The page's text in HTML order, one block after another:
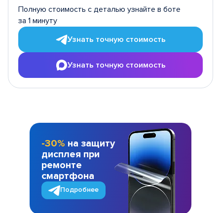
Полную стоимость с деталью узнайте в боте
за 1 минуту
Узнать точную стоимость
Узнать точную стоимость
-30% на защиту
дисплея при
ремонте
смартфона
Подробнее